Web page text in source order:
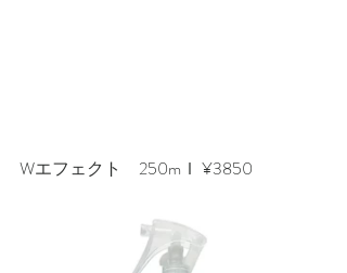
Wエフェクト　250mｌ ¥3850